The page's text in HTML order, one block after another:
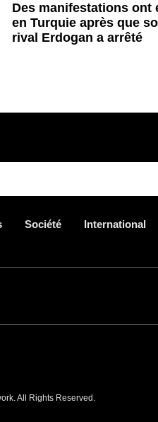
Des manifestations ont
en Turquie après que
rival Erdogan a arrêté
Société International
All Rights Reserved.